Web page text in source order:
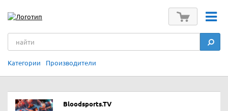
Категории Производители
Bloodsports.TV